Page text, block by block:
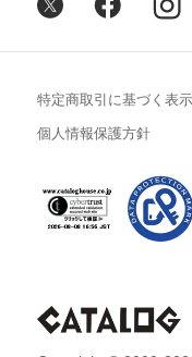
特定商取引に基づく表示
個人情報保護方針